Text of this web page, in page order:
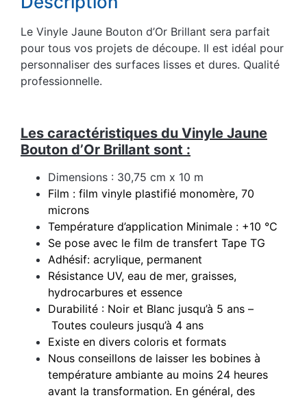
Le Vinyle Jaune Bouton d’Or Brillant sera parfait
pour tous vos projets de découpe. Il est idéal pour
personnaliser des surfaces lisses et dures. Qualité
professionnelle.
Les caractéristiques du Vinyle Jaune
Bouton d’Or Brillant sont :
Dimensions : 30,75 cm x 10 m
Film : film vinyle plastifié monomère, 70
microns
Température d’application Minimale : +10 °C
Se pose avec le film de transfert Tape TG
Adhésif: acrylique, permanent
Résistance UV, eau de mer, graisses,
hydrocarbures et essence
Durabilité : Noir et Blanc jusqu’à 5 ans –
Toutes couleurs jusqu’à 4 ans
Existe en divers coloris et formats
Nous conseillons de laisser les bobines à
température ambiante au moins 24 heures
avant la transformation. En général, des